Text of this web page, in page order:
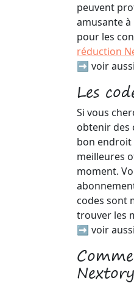
peuvent
amusante
pour les
réduction
➡️ voir aussi
Les
Si vous
obtenir des
bon endroit
meilleures
moment.
codes sont
trouver les
➡️ voir aussi